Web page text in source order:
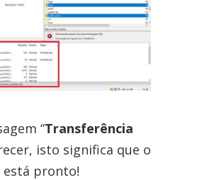
“Transferência
isto significa que o
está pronto!